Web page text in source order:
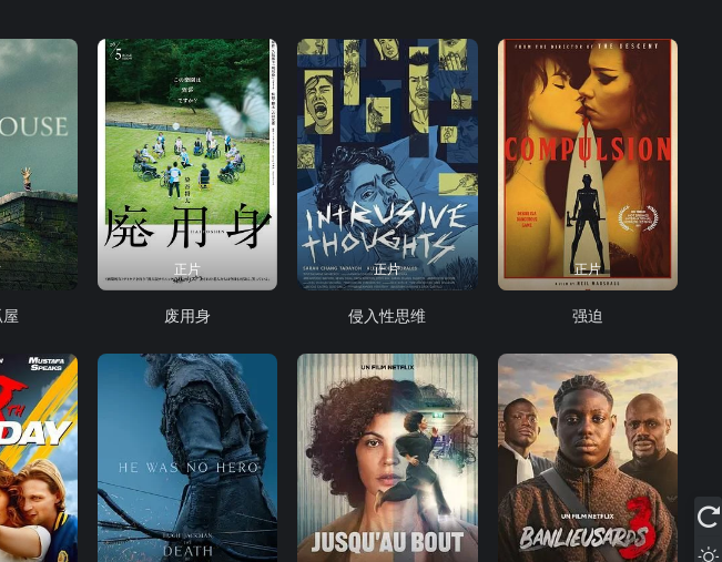
正片
废用身
正片
侵入性思维
正片
强迫